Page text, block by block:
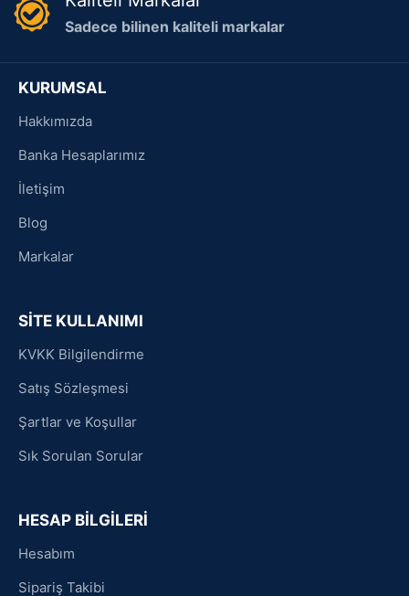
Sadece bilinen kaliteli markalar
KURUMSAL
Hakkımızda
Banka Hesaplarımız
İletişim
Blog
Markalar
SİTE KULLANIMI
KVKK Bilgilendirme
Satış Sözleşmesi
Şartlar ve Koşullar
Sık Sorulan Sorular
HESAP BİLGİLERİ
Hesabım
Sipariş Takibi